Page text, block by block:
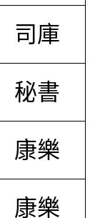
司庫
秘書
康樂
康樂